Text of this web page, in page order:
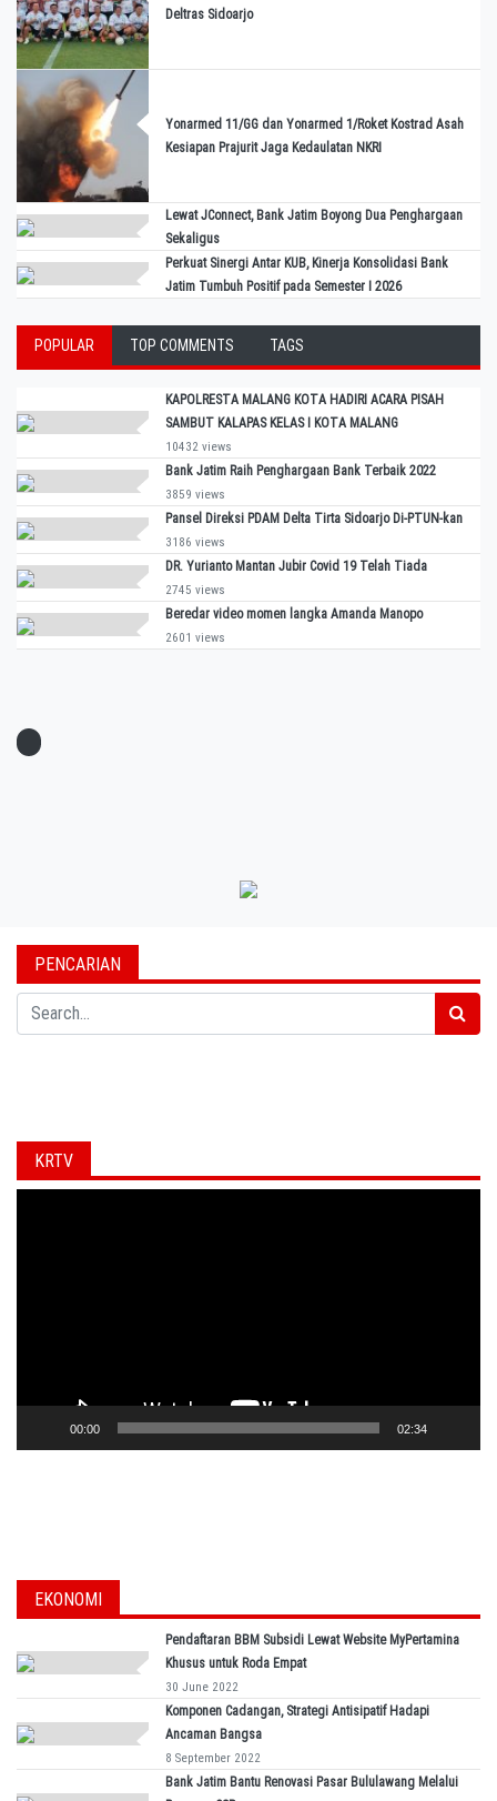
Deltras Sidoarjo
Yonarmed 11/GG dan Yonarmed 1/Roket Kostrad Asah
Kesiapan Prajurit Jaga Kedaulatan NKRI
Lewat JConnect, Bank Jatim Boyong Dua Penghargaan
Sekaligus
Perkuat Sinergi Antar KUB, Kinerja Konsolidasi Bank
Jatim Tumbuh Positif pada Semester I 2026
POPULAR TOP COMMENTS TAGS
KAPOLRESTA MALANG KOTA HADIRI ACARA PISAH
SAMBUT KALAPAS KELAS I KOTA MALANG
10432 views
Bank Jatim Raih Penghargaan Bank Terbaik 2022
3859 views
Pansel Direksi PDAM Delta Tirta Sidoarjo Di-PTUN-kan
3186 views
DR. Yurianto Mantan Jubir Covid 19 Telah Tiada
2745 views
Beredar video momen langka Amanda Manopo
2601 views
PENCARIAN
Search
KRTV
00:00 02:34
EKONOMI
Pendaftaran BBM Subsidi Lewat Website MyPertamina
Khusus untuk Roda Empat
30 June 2022
Komponen Cadangan, Strategi Antisipatif Hadapi
Ancaman Bangsa
8 September 2022
Bank Jatim Bantu Renovasi Pasar Bululawang Melalui